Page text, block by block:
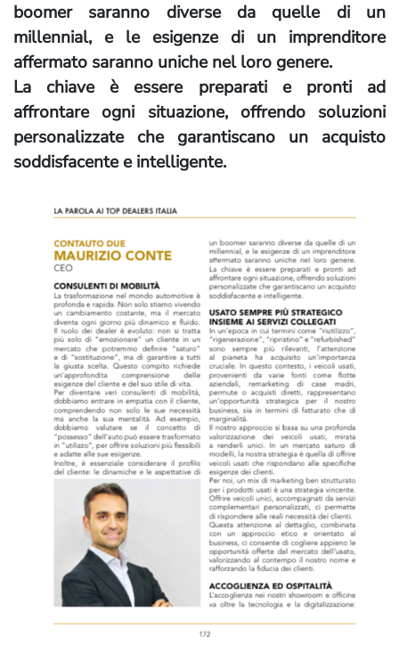
boomer saranno diverse da quelle di un
millennial, e le esigenze di un imprenditore
affermato saranno uniche nel loro genere.
La chiave è essere preparati e pronti ad
affrontare ogni situazione, offrendo soluzioni
personalizzate che garantiscano un acquisto
soddisfacente e intelligente.